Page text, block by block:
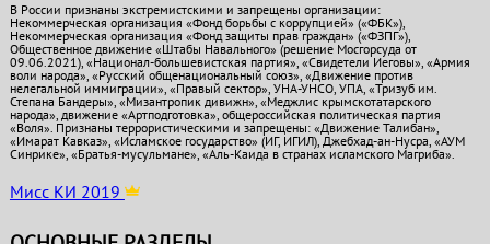
В России признаны экстремистскими и запрещены организации:
Некоммерческая организация «Фонд борьбы с коррупцией» («ФБК»),
Некоммерческая организация «Фонд защиты прав граждан» («ФЗПГ»),
Общественное движение «Штабы Навального» (решение Мосгорсуда от
09.06.2021), «Национал-большевистская партия», «Свидетели Иеговы», «Армия
воли народа», «Русский общенациональный союз», «Движение против
нелегальной иммиграции», «Правый сектор», УНА-УНСО, УПА, «Тризуб им.
Степана Бандеры», «Мизантропик дивижн», «Меджлис крымскотатарского
народа», движение «Артподготовка», общероссийская политическая партия
«Воля». Признаны террористическими и запрещены: «Движение Талибан»,
«Имарат Кавказ», «Исламское государство» (ИГ, ИГИЛ), Джебхад-ан-Нусра, «АУМ
Синрике», «Братья-мусульмане», «Аль-Каида в странах исламского Магриба».
Мисс КИ 2019